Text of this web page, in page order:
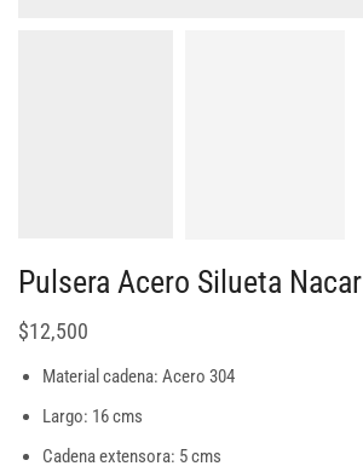
Pulsera Acero Silueta Nacar
$12,500
Material cadena: Acero 304
Largo: 16 cms
Cadena extensora: 5 cms